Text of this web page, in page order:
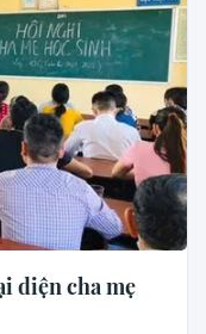
diện cha mẹ